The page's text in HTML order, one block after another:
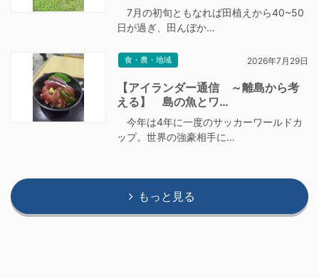
7月の初旬ともなれば田植えから40~50
日が過ぎ、田んぼか…
食・農・地域 2026年7月29日
【アイランダー通信 ～離島から考
える】 島の魚とワ…
今年は4年に一度のサッカーワールドカ
ップ。世界の強豪相手に…
もっと見る